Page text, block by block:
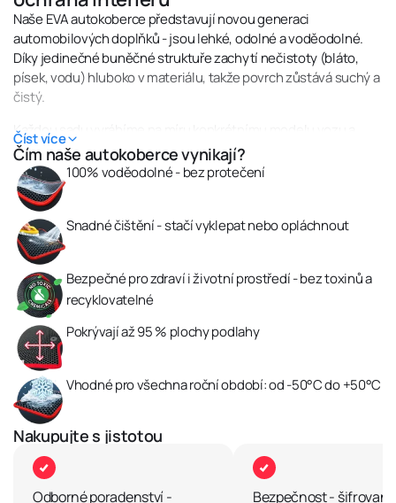
Naše EVA autokoberce představují novou generaci
automobilových doplňků - jsou lehké, odolné a voděodolné.
Díky jedinečné buněčné struktuře zachytí nečistoty (bláto,
písek, vodu) hluboko v materiálu, takže povrch zůstává suchý a
čistý.
Každou sadu vyrábíme na míru konkrétnímu modelu vozu a
přesně ji přizpůsobujeme tvaru podlahy. Můžete si vybrat
barvu, vzor buněk i lemování tak, aby dokonale ladily s
interiérem vašeho auta.
Číst více
Čím naše autokoberce vynikají?
100% voděodolné - bez protečení
Pokrývají až 95 % plochy podlahy
Snadné čištění - stačí vyklepat nebo opláchnout
Vhodné pro všechna roční období: od -50°C do +50°C
Bezpečné pro zdraví i životní prostředí - bez toxinů a
recyklovatelné
Nakupujte s jistotou
Odborné poradenství -
Bezpečnost - šifrované